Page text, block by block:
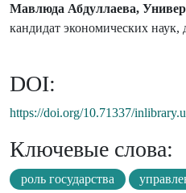
Мавлюда Абдуллаева,
кандидат экономических наук,
DOI:
https://doi.org/10.71337/
Ключевые слова:
роль государства